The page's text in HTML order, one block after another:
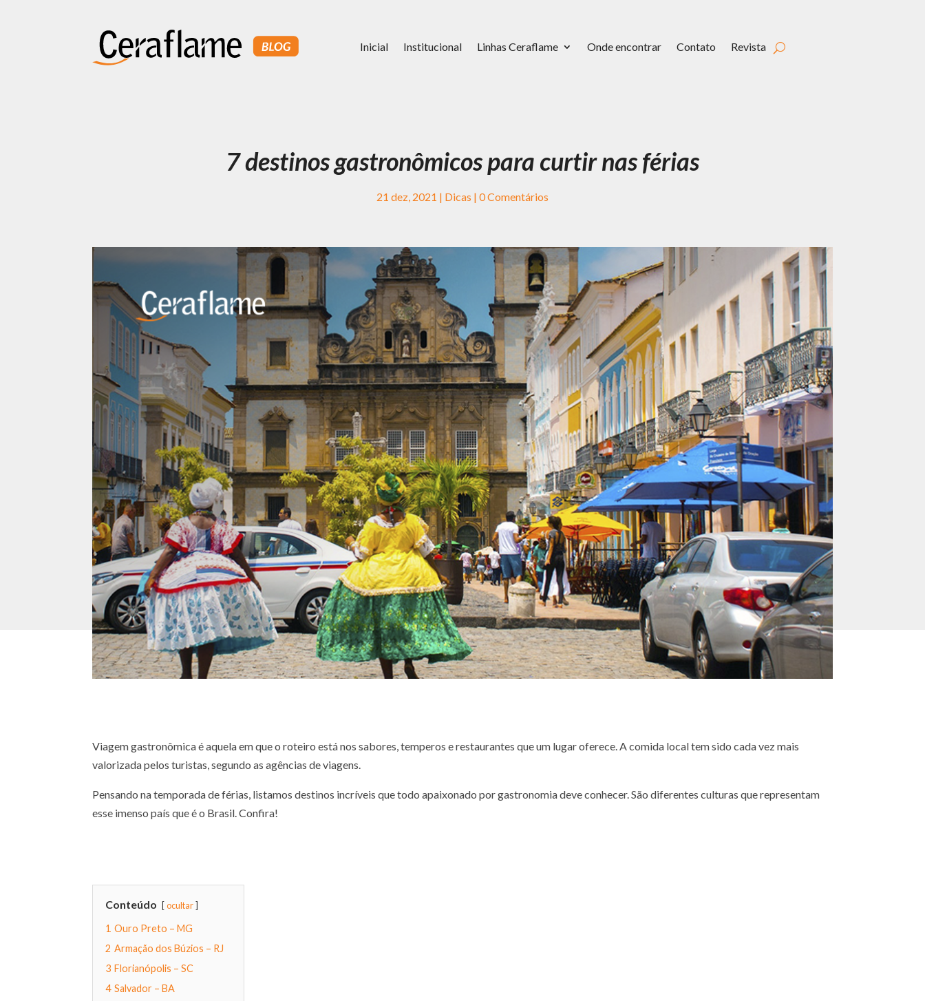
Inicial Institucional Linhas Ceraflame Onde encontrar Contato Revista
7 destinos gastronômicos para curtir nas férias
21 dez, 2021 | Dicas | 0 Comentários
Viagem gastronômica é aquela em que o roteiro está nos sabores, temperos e restaurantes que um lugar oferece. A comida local tem sido cada vez mais
valorizada pelos turistas, segundo as agências de viagens.
Pensando na temporada de férias, listamos destinos incríveis que todo apaixonado por gastronomia deve conhecer. São diferentes culturas que representam
esse imenso país que é o Brasil. Confira!
Conteúdo ocultar
1 Ouro Preto – MG
2 Armação dos Búzios – RJ
3 Florianópolis – SC
4 Salvador – BA